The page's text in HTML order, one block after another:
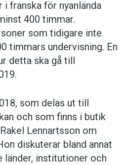
franska för nyanlända
400 timmar.
som tidigare inte
timmars undervisning. En
detta ska gå till
som delas ut till
och som finns i butik
Lennartsson om
diskuterar bland annat
länder, institutioner och